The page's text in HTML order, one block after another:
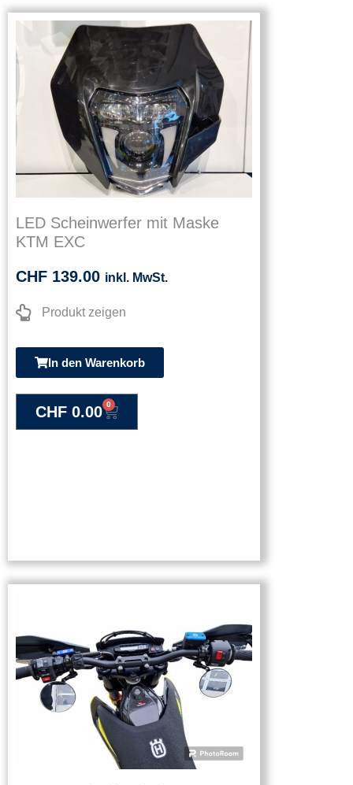
LED Scheinwerfer mit Maske
KTM EXC
CHF 139.00 inkl. MwSt.
Produkt zeigen
In den Warenkorb
CHF 0.00 0